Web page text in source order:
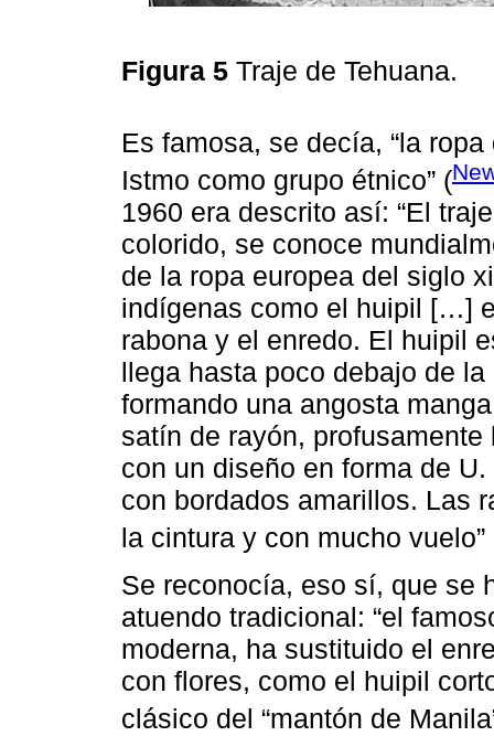
Figura 5 Traje de Tehuana.
Es famosa, se decía, “la
Istmo como grupo étnico” (
1960 era descrito así: “El
colorido, se conoce
de la ropa europea del siglo
indígenas como el huipil […]
rabona y el enredo. El huipil
llega hasta poco debajo de
formando una angosta
satín de rayón,
con un diseño en forma de
con bordados amarillos. Las
la cintura y con mucho vuelo”
Se reconocía, eso sí, que se
atuendo tradicional: “el
moderna, ha sustituido el
con flores, como el huipil
clásico del “mantón de